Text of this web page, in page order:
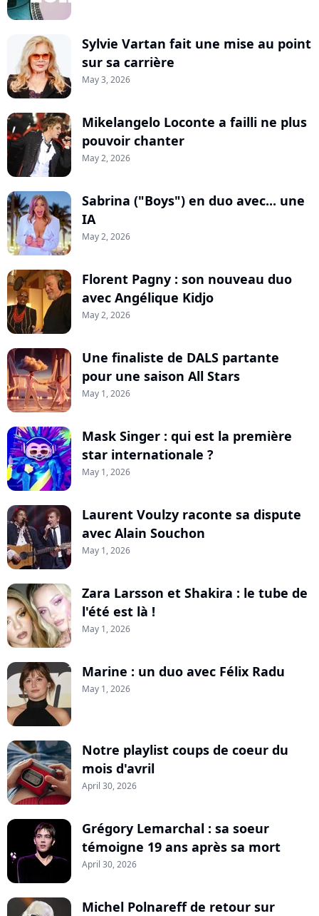
Sylvie Vartan fait une mise au point
sur sa carrière
May 3, 2026
Mikelangelo Loconte a failli ne plus
pouvoir chanter
May 2, 2026
Sabrina ("Boys") en duo avec... une
IA
May 2, 2026
Florent Pagny : son nouveau duo
avec Angélique Kidjo
May 2, 2026
Une finaliste de DALS partante
pour une saison All Stars
May 1, 2026
Mask Singer : qui est la première
star internationale ?
May 1, 2026
Laurent Voulzy raconte sa dispute
avec Alain Souchon
May 1, 2026
Zara Larsson et Shakira : le tube de
l'été est là !
May 1, 2026
Marine : un duo avec Félix Radu
May 1, 2026
Notre playlist coups de coeur du
mois d'avril
April 30, 2026
Grégory Lemarchal : sa soeur
témoigne 19 ans après sa mort
April 30, 2026
Michel Polnareff de retour sur